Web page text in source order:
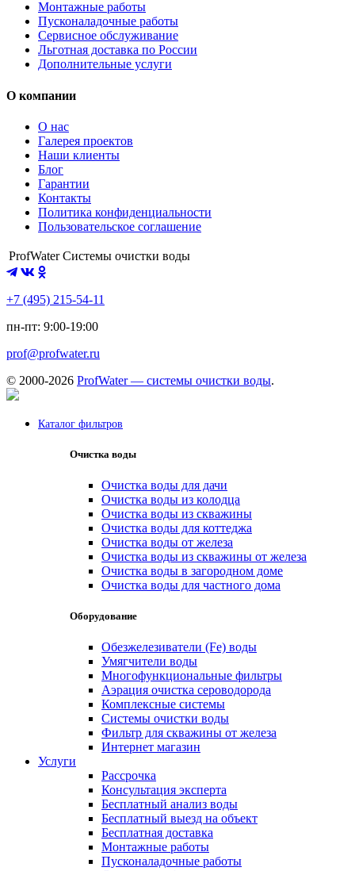
Монтажные работы
Пусконаладочные работы
Сервисное обслуживание
Льготная доставка по России
Дополнительные услуги
О компании
О нас
Галерея проектов
Наши клиенты
Блог
Гарантии
Контакты
Политика конфиденциальности
Пользовательское соглашение
ProfWater Системы очистки воды
+7 (495) 215-54-11
пн-пт: 9:00-19:00
prof@profwater.ru
© 2000-2026 ProfWater — системы очистки воды.
Каталог фильтров
Очистка воды
Очистка воды для дачи
Очистка воды из колодца
Очистка воды из скважины
Очистка воды для коттеджа
Очистка воды от железа
Очистка воды из скважины от железа
Очистка воды в загородном доме
Очистка воды для частного дома
Оборудование
Обезжелезиватели (Fe) воды
Умягчители воды
Многофункциональные фильтры
Аэрация очистка сероводорода
Комплексные системы
Системы очистки воды
Фильтр для скважины от железа
Интернет магазин
Услуги
Рассрочка
Консультация эксперта
Бесплатный анализ воды
Бесплатный выезд на объект
Бесплатная доставка
Монтажные работы
Пусконаладочные работы